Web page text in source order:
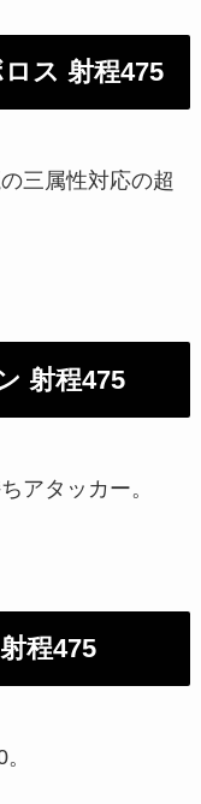
ス 射程475
三属性対応の超
射程475
アタッカー。
程475